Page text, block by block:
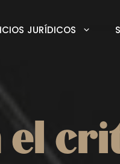
JURÍDICOS
el